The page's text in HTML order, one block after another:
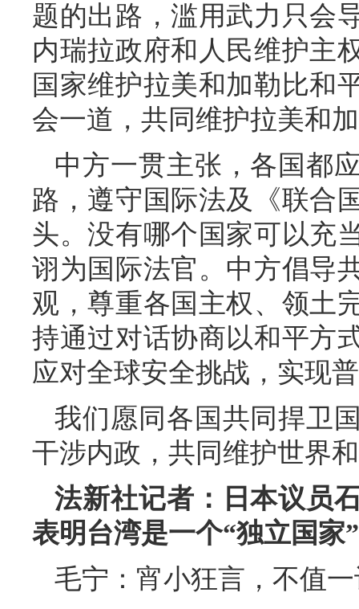
题的出路，滥用武力只会
内瑞拉政府和人民维护主
国家维护拉美和加勒比和
会一道，共同维护拉美和
中方一贯主张，各国都
路，遵守国际法及《联合
头。没有哪个国家可以充
诩为国际法官。中方倡导
观，尊重各国主权、领土
持通过对话协商以和平方
应对全球安全挑战，实现
我们愿同各国共同捍卫
干涉内政，共同维护世界
法新社记者：日本议员
表明台湾是一个“独立国家
毛宁：宵小狂言，不值